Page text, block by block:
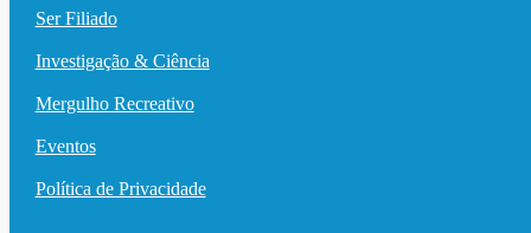
Ser Filiado
Investigação & Ciência
Mergulho Recreativo
Eventos
Política de Privacidade